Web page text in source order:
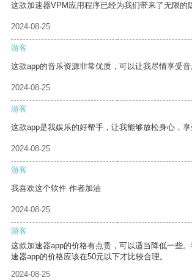
这款加速器VPM应用程序已经为我们带来了无限的
2024-08-25
游客
这款app的音乐资源非常优质，可以让我尽情享受音
2024-08-25
游客
这款app是我娱乐的好帮手，让我能够放松身心，享
2024-08-25
游客
我喜欢这个软件 作者加油
2024-08-25
游客
这款加速器app的价格有点贵，可以适当降低一些
速器app的价格应该在50元以下才比较合理。
2024-08-25